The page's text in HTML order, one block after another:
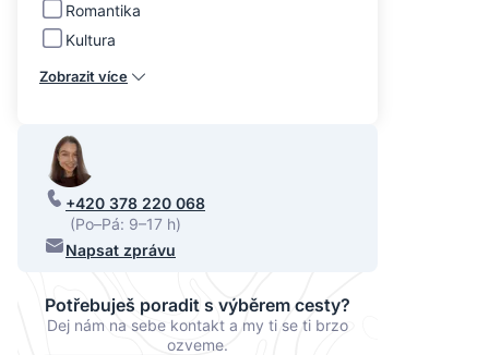
Romantika
Kultura
Zobrazit více
+420 378 220 068
(Po–Pá: 9–17 h)
Napsat zprávu
Potřebuješ poradit s výběrem cesty?
Dej nám na sebe kontakt a my ti se ti brzo
ozveme.